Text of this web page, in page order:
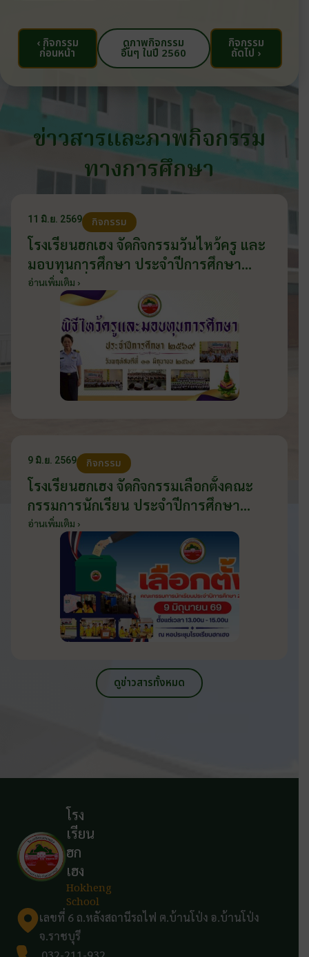
‹ กิจกรรม
ก่อนหน้า
ดูภาพกิจกรรม
อื่นๆ ในปี 2560
กิจกรรม
ถัดไป ›
ข่าวสารและภาพกิจกรรม
ทางการศึกษา
11 มิ.ย. 2569 กิจกรรม
โรงเรียนฮกเฮง จัดกิจกรรมวันไหว้ครู และ
มอบทุนการศึกษา ประจำปีการศึกษา
2569 วันที่ 11 มิถุนายน 2569
อ่านเพิ่มเติม ›
9 มิ.ย. 2569 กิจกรรม
โรงเรียนฮกเฮง จัดกิจกรรมเลือกตั้งคณะ
กรรมการนักเรียน ประจำปีการศึกษา
2569 ส่งเสริมประชาธิปไตยในโรงเรียน
วันที่ 9 มิถุนายน 2569
อ่านเพิ่มเติม ›
ดูข่าวสารทั้งหมด
โรง
เรียน
ฮก
เฮง
Hokheng
School
เลขที่ 6 ถ.หลังสถานีรถไฟ ต.บ้านโป่ง อ.บ้านโป่ง
จ.ราชบุรี